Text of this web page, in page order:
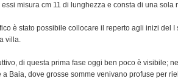
misura cm 11 di lunghezza e consta di una
è stato possibile collocare il reperto agli inizi del I
villa.
di questa prima fase oggi ben poco è visibile;
a Baia, dove grosse somme venivano profuse per